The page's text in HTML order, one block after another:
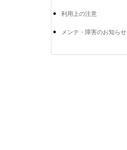
利用上の注意
メンテ・障害のお知らせ